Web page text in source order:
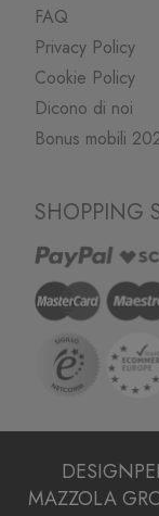
FAQ
Privacy Policy
Cookie Policy
Dicono di noi
Bonus mobili
SHOPPING
MAZZOLA